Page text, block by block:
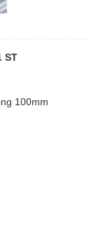
ST
100mm